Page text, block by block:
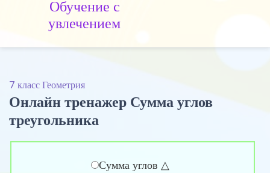
Обучение c
увлечением
7 класс Геометрия
Онлайн тренажер Сумма углов
треугольника
Сумма углов △